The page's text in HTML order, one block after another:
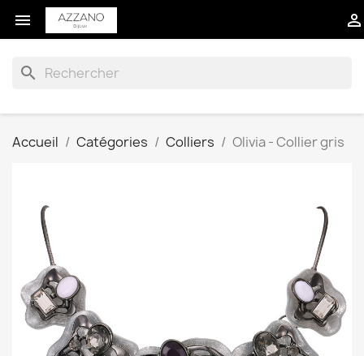
 
search
Accueil Catégories Colliers Olivia - Collier gris